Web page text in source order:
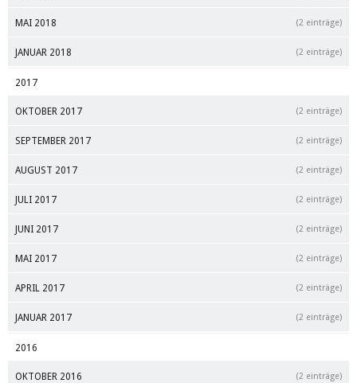
MAI 2018 (2 einträge)
JANUAR 2018 (2 einträge)
2017
OKTOBER 2017 (2 einträge)
SEPTEMBER 2017 (2 einträge)
AUGUST 2017 (2 einträge)
JULI 2017 (2 einträge)
JUNI 2017 (2 einträge)
MAI 2017 (2 einträge)
APRIL 2017 (2 einträge)
JANUAR 2017 (2 einträge)
2016
OKTOBER 2016 (2 einträge)